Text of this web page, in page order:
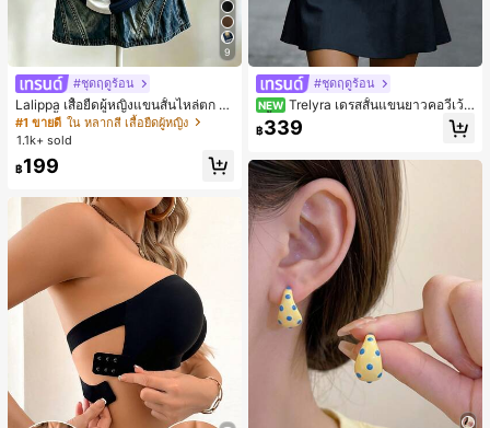
9
#ชุดฤดูร้อน
Lalippa เสื้อยืดผู้หญิงแขนสั้นไหล่ตก ค
อวีปกเสื้อ ลายพิมพ์ดิจิทัลลายทาง สไตล์
สปอร์ตแฟชั่นมินิมอล ของขวัญสำหรับเ
พื่อน
#1 ขายดี ใน หลากสี เสื้อยืดผู้หญิง
1.1k+ sold
฿199
#ชุดฤดูร้อน
NEW Trelyra เดรสสั้นแขนยาวคอวีเว้า
สีพื้นสำหรับผู้หญิง
฿339